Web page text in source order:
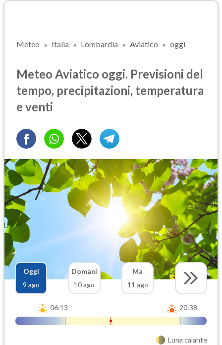
Meteo Italia Lombardia Aviatico oggi
Meteo Aviatico oggi. Previsioni del
tempo, precipitazioni, temperatura
e venti
Oggi
9 ago
Domani
10 ago
Ma
11 ago
06:13 20:38
Luna calante